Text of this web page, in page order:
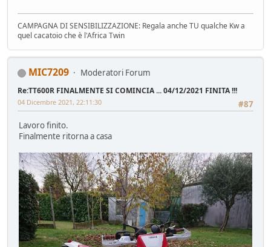
CAMPAGNA DI SENSIBILIZZAZIONE: Regala anche TU qualche Kw a
quel cacatoio che è l'Africa Twin
MIC7209 Moderatori Forum
Re:TT600R FINALMENTE SI COMINCIA ... 04/12/2021 FINITA !!!
#87
04 Dicembre 2021, 22:11:30
Lavoro finito.
Finalmente ritorna a casa